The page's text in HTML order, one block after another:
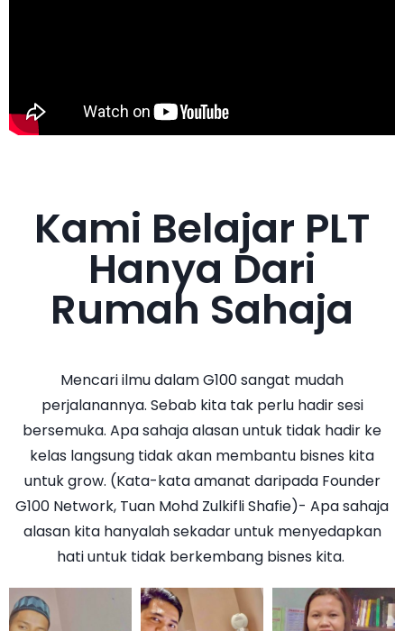
Kami Belajar PLT
Hanya Dari
Rumah Sahaja
Mencari ilmu dalam G100 sangat mudah
perjalanannya. Sebab kita tak perlu hadir sesi
bersemuka. Apa sahaja alasan untuk tidak hadir ke
kelas langsung tidak akan membantu bisnes kita
untuk grow. (Kata-kata amanat daripada Founder
G100 Network, Tuan Mohd Zulkifli Shafie)- Apa sahaja
alasan kita hanyalah sekadar untuk menyedapkan
hati untuk tidak berkembang bisnes kita.